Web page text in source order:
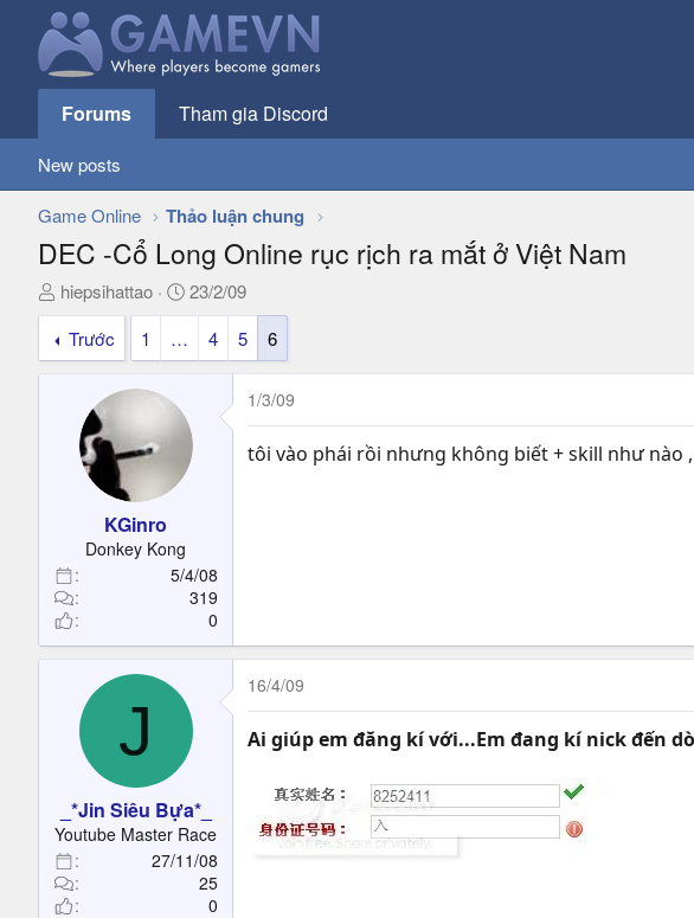
Forums Tham gia Discord
New posts
Game Online Thảo luận chung
DEC -Cổ Long Online rục rịch ra mắt ở Việt Nam
T
h
e
e
r
hiepsihattao
N
g
y
i
23/2/09
Trước
1 … 4 5 6
KGinro
Donkey Kong
5/4/08
319
0
1/3/09
tôi vào phái rồi nhưng không biết + skill như nào
J
_*Jin Siêu Bựa*_
Youtube Master Race
27/11/08
25
0
16/4/09
Ai giúp em đăng kí với...Em đang kí nick đến